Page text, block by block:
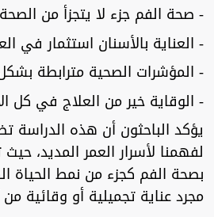
- صحة الفم جزء لا يتجزأ من
- العناية بالأسنان استثمار في
- المؤشرات الصحية مترابطة
- الوقاية خير من العلاج في كل
يؤكد الباحثون أن هذه الدراسة
لفهمنا لأسرار العمر المديد، حيث
بصحة الفم كجزء من نمط الحياة
مجرد عناية تجميلية أو وقائية